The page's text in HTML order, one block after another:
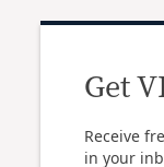
Get
Receive
in your